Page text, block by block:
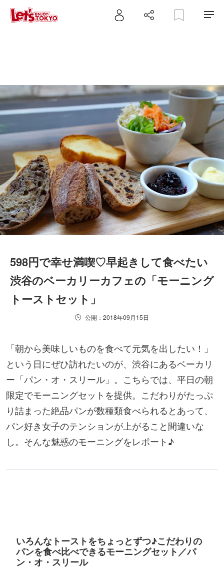
598円で幸せ満喫♡早起きして食べたい
渋谷のベーカリーカフェの「モーニング
トーストセット」
公開：2018年09月15日
「朝から美味しいものを食べて元気を出したい！」
という日にぜひ訪れたいのが、渋谷にあるベーカリ
ー「パン・オ・スリール」。こちらでは、平日の朝
限定でモーニングセットを提供。こだわりがたっぷ
り詰まった絶品パンが数種類食べられるとあって、
パン好き女子のテンションが上がること間違いな
し。そんな魅惑のモーニングをレポート♪
いろんなトーストをちょっとずつ♪こだわりの
パンを食べ比べできるモーニングセット／パ
ン・オ・スリール